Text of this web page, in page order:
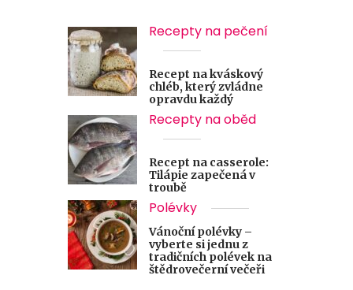
Recepty na pečení
Recept na kváskový
chléb, který zvládne
opravdu každý
Recepty na oběd
Recept na casserole:
Tilápie zapečená v
troubě
Polévky
Vánoční polévky –
vyberte si jednu z
tradičních polévek na
štědrovečerní večeři